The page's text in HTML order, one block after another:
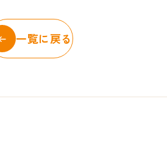
一覧に戻る